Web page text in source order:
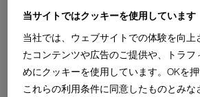
232 SOMEWHERE EL-S
サムウェアエルス ラウンジチェ
ア／オットマン／ベンチ
241 PRIVE
プリヴ
Design :
Cassina |
当サイトではクッキーを使用しています
当社では、ウェブサイトでの体験を向上
たコンテンツや広告のご提供や、トラフ
めにクッキーを使用しています。OKを
これらの利用条件に同意したものとみな